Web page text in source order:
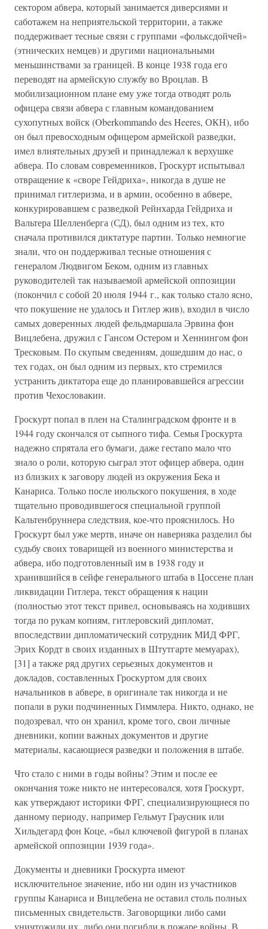
сектором абвера, который занимается диверсиями и
саботажем на неприятельской территории, а также
поддерживает тесные связи с группами «фольксдойчей»
(этнических немцев) и другими национальными
меньшинствами за границей. В конце 1938 года его
переводят на армейскую службу во Вроцлав. В
мобилизационном плане ему уже тогда отводят роль
офицера связи абвера с главным командованием
сухопутных войск (Oberkommando des Heeres, ОКН), ибо
он был превосходным офицером армейской разведки,
имел влиятельных друзей и принадлежал к верхушке
абвера. По словам современников, Гроскурт испытывал
отвращение к «своре Гейдриха», никогда в душе не
принимал гитлеризма, и в армии, особенно в абвере,
конкурировавшем с разведкой Рейнхарда Гейдриха и
Вальтера Шелленберга (СД), был одним из тех, кто
сначала противился диктатуре партии. Только немногие
знали, что он поддерживал тесные отношения с
генералом Людвигом Беком, одним из главных
руководителей так называемой армейской оппозиции
(покончил с собой 20 июля 1944 г., как только стало ясно,
что покушение не удалось и Гитлер жив), входил в число
самых доверенных людей фельдмаршала Эрвина фон
Вицлебена, дружил с Гансом Остером и Хеннингом фон
Тресковым. По скупым сведениям, дошедшим до нас, о
тех годах, он был одним из первых, кто стремился
устранить диктатора еще до планировавшейся агрессии
против Чехословакии.
Гроскурт попал в плен на Сталинградском фронте и в
1944 году скончался от сыпного тифа. Семья Гроскурта
надежно спрятала его бумаги, даже гестапо мало что
знало о роли, которую сыграл этот офицер абвера, один
из близких к заговору людей из окружения Бека и
Канариса. Только после июльского покушения, в ходе
тщательно проводившегося специальной группой
Кальтенбруннера следствия, кое-что прояснилось. Но
Гроскурт был уже мертв, иначе он наверняка разделил бы
судьбу своих товарищей из военного министерства и
абвера, ибо подготовленный им в 1938 году и
хранившийся в сейфе генерального штаба в Цоссене план
ликвидации Гитлера, текст обращения к нации
(полностью этот текст привел, основываясь на ходивших
тогда по рукам копиям, гитлеровский дипломат,
впоследствии дипломатический сотрудник МИД ФРГ,
Эрих Кордт в своих изданных в Штутгарте мемуарах),
[31] а также ряд других серьезных документов и
докладов, составленных Гроскуртом для своих
начальников в абвере, в оригинале так никогда и не
попали в руки подчиненных Гиммлера. Никто, однако, не
подозревал, что он хранил, кроме того, свои личные
дневники, копии важных документов и другие
материалы, касающиеся разведки и положения в штабе.
Что стало с ними в годы войны? Этим и после ее
окончания тоже никто не интересовался, хотя Гроскурт,
как утверждают историки ФРГ, специализирующиеся по
данному периоду, например Гельмут Граусник или
Хильдегард фон Коце, «был ключевой фигурой в планах
армейской оппозиции 1939 года».
Документы и дневники Гроскурта имеют
исключительное значение, ибо ни один из участников
группы Канариса и Вицлебена не оставил столь полных
письменных свидетельств. Заговорщики либо сами
уничтожили их, либо они погибли в пожаре войны. В